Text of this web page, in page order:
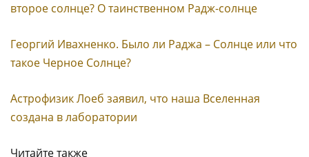
второе солнце? О таинственном Радж-солнце
Георгий Ивахненко. Было ли Раджа – Солнце или что
такое Черное Солнце?
Астрофизик Лоеб заявил, что наша Вселенная
создана в лаборатории
Читайте также